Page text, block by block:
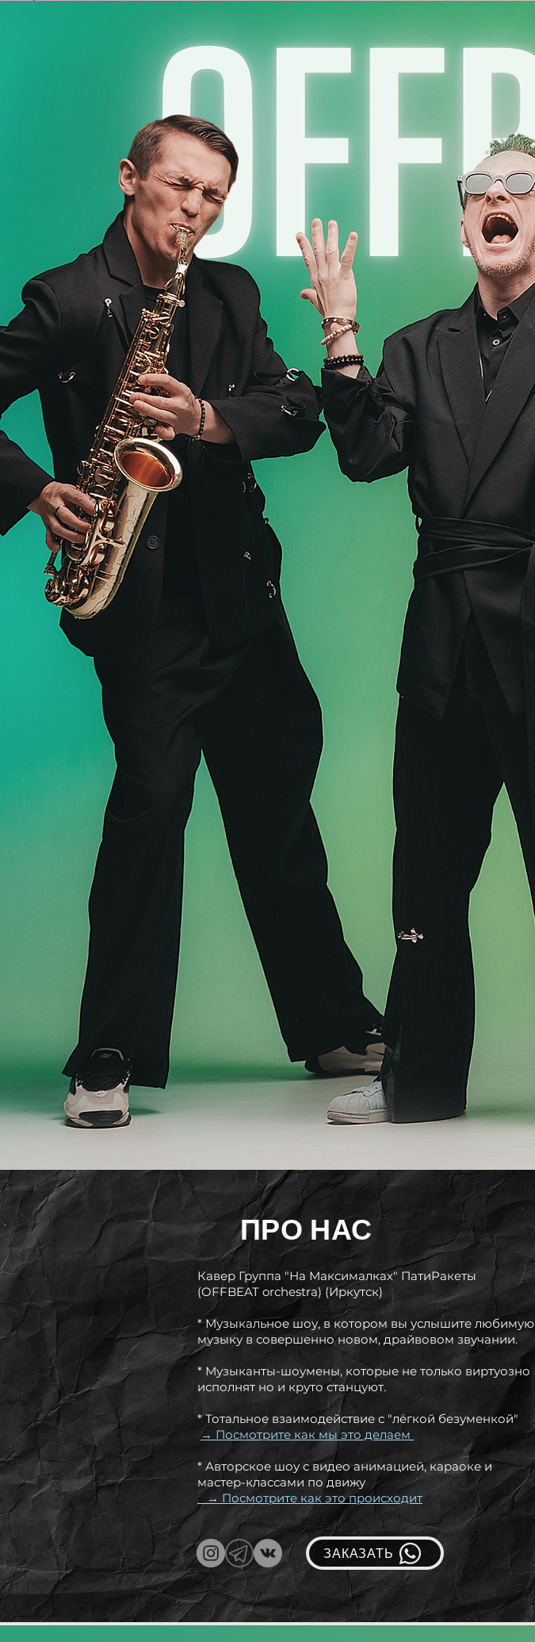
ПРО НАС
Кавер Группа "На Максималках" ПатиРакеты
(OFFBEAT orchestra) (Иркутск)
* Музыкальное шоу, в котором вы услышите любимую
музыку в совершенно новом, драйвовом звучании.
* Музыканты-шоумены, которые не только виртуозно
исполнят но и круто станцуют.
* Тотальное взаимодействие с "лёгкой безуменкой"
→ Посмотрите как мы это делаем
* Авторское шоу с видео анимацией, караоке и
мастер-классами по движу
→ Посмотрите как это происходит
ЗАКАЗАТЬ